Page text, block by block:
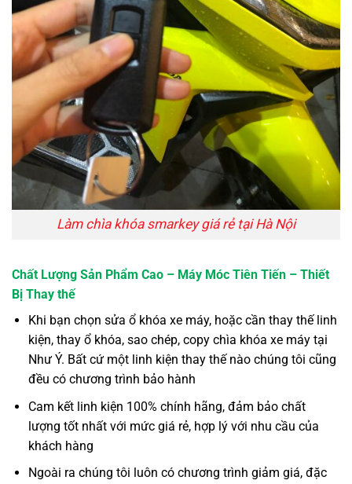
Làm chìa khóa smarkey giá rẻ tại Hà Nội
Chất Lượng Sản Phẩm Cao – Máy Móc Tiên Tiến – Thiết
Bị Thay thế
Khi bạn chọn sửa ổ khóa xe máy, hoặc cần thay thế linh
kiện, thay ổ khóa, sao chép, copy chìa khóa xe máy tại
Như Ý. Bất cứ một linh kiện thay thế nào chúng tôi cũng
đều có chương trình bảo hành
Cam kết linh kiện 100% chính hãng, đảm bảo chất
lượng tốt nhất với mức giá rẻ, hợp lý với nhu cầu của
khách hàng
Ngoài ra chúng tôi luôn có chương trình giảm giá, đặc